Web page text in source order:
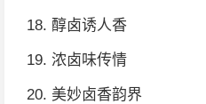
18. 醇卤诱人香
19. 浓卤味传情
20. 美妙卤香韵界